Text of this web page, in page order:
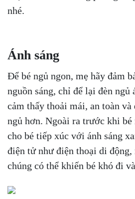
nhé.
Ánh sáng
Để bé ngủ ngon, mẹ hãy đảm
nguồn sáng, chỉ để lại đèn ngủ
cảm thấy thoải mái, an toàn và
ngủ hơn. Ngoài ra trước khi bé
cho bé tiếp xúc với ánh sáng
điện tử như điện thoại di
chúng có thể khiến bé khó đi